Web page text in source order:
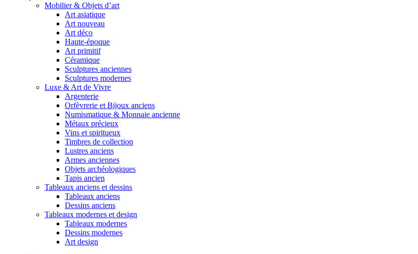
Mobilier & Objets d’art
Art asiatique
Art nouveau
Art déco
Haute-époque
Art primitif
Céramique
Sculptures anciennes
Sculptures modernes
Luxe & Art de Vivre
Argenterie
Orfèvrerie et Bijoux anciens
Numismatique & Monnaie ancienne
Métaux précieux
Vins et spiritueux
Timbres de collection
Lustres anciens
Armes anciennes
Objets archéologiques
Tapis ancien
Tableaux anciens et dessins
Tableaux anciens
Dessins anciens
Tableaux modernes et design
Tableaux modernes
Dessins modernes
Art design